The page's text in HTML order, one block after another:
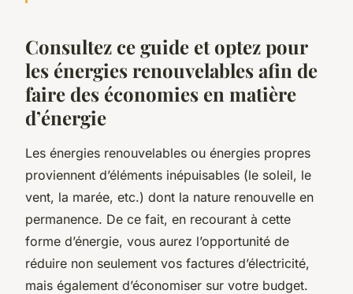
Consultez ce guide et optez pour
les énergies renouvelables afin de
faire des économies en matière
d’énergie
Les énergies renouvelables ou énergies propres
proviennent d’éléments inépuisables (le soleil, le
vent, la marée, etc.) dont la nature renouvelle en
permanence. De ce fait, en recourant à cette
forme d’énergie, vous aurez l’opportunité de
réduire non seulement vos factures d’électricité,
mais également d’économiser sur votre budget.